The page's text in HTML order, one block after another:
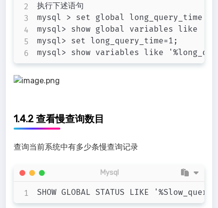
执行下述语句
mysql > set global long_query_time =
mysql> show global variables like
mysql> set long_query_time=1;
1.4.2 查看慢查询数目
查询当前系统中有多少条慢查询记录
Mysql